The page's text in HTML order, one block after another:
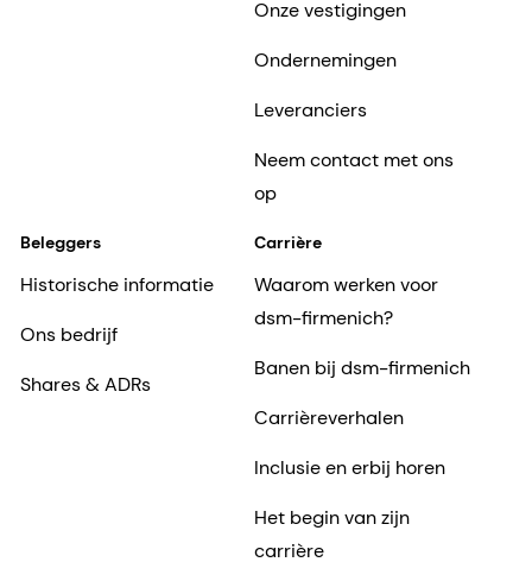
Onze vestigingen
Ondernemingen
Leveranciers
Neem contact met ons
op
Beleggers
Historische informatie
Ons bedrijf
Shares & ADRs
Carrière
Waarom werken voor
dsm-firmenich?
Banen bij dsm-firmenich
Carrièreverhalen
Inclusie en erbij horen
Het begin van zijn
carrière